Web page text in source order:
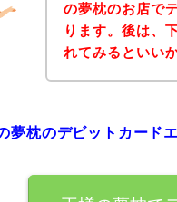
の夢枕のお店で
ります。後は、
れてみるといい
夢枕のデビットカード